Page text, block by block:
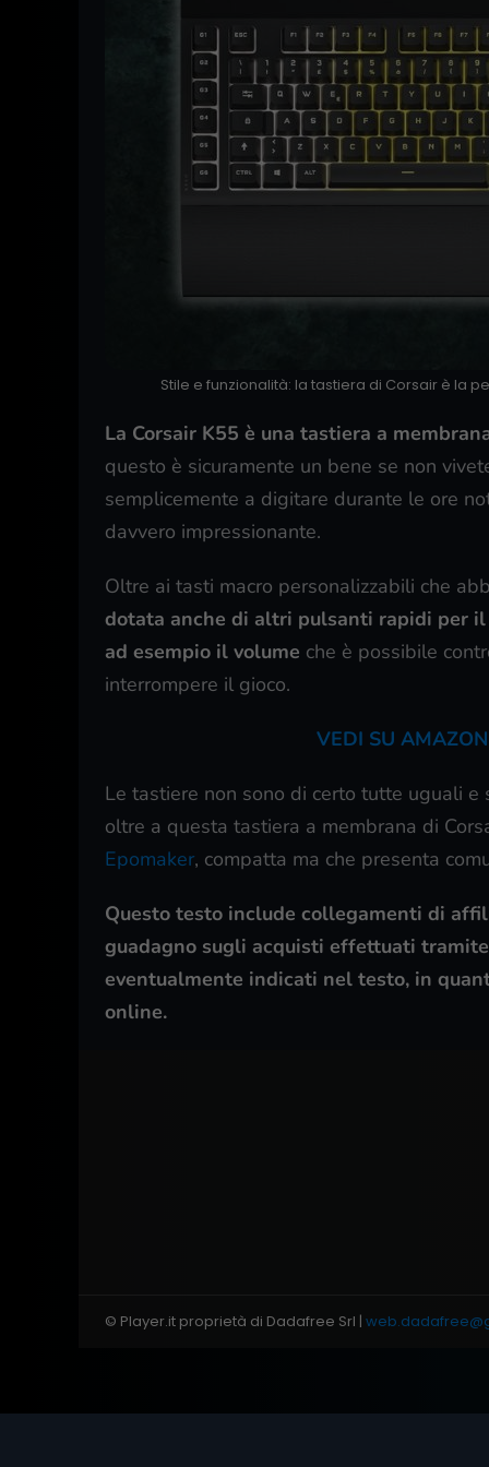
Stile e funzionalità: la tastiera di Corsair è la
La Corsair K55 è una tastiera a
questo è sicuramente un bene se non
semplicemente a digitare durante le ore
davvero impressionante.
Oltre ai tasti macro personalizzabili che
dotata anche di altri pulsanti rapidi per
ad esempio il volume che è possibile
interrompere il gioco.
VEDI SU
Le tastiere non sono di certo tutte uguali e
oltre a questa tastiera a membrana di
Epomaker, compatta ma che presenta
Questo testo include collegamenti di
guadagno sugli acquisti effettuati
eventualmente indicati nel testo, in
online.
© Player.it proprietà di Dadafree Srl |